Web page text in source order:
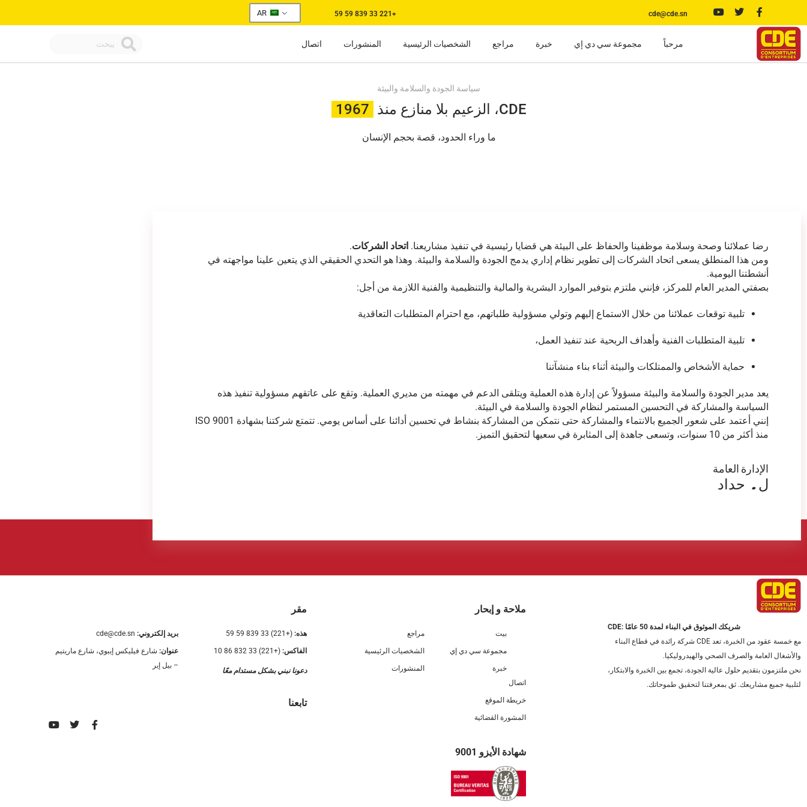
cde@cde.sn
+221 33 839 59 59
مرحباً مجموعة سي دي إي خبرة مراجع الشخصيات الرئيسية المنشورات اتصال
سياسة الجودة والسلامة والبيئة
CDE، الزعيم بلا منازع منذ 1967
ما وراء الحدود، قصة بحجم الإنسان
رضا عملائنا وصحة وسلامة موظفينا والحفاظ على البيئة هي قضايا رئيسية في تنفيذ مشاريعنا. اتحاد الشركات.
ومن هذا المنطلق يسعى اتحاد الشركات إلى تطوير نظام إداري يدمج الجودة والسلامة والبيئة. وهذا هو التحدي الحقيقي الذي يتعين علينا مواجهته في
أنشطتنا اليومية.
بصفتي المدير العام للمركز، فإنني ملتزم بتوفير الموارد البشرية والمالية والتنظيمية والفنية اللازمة من أجل:
تلبية توقعات عملائنا من خلال الاستماع إليهم وتولي مسؤولية طلباتهم، مع احترام المتطلبات التعاقدية
تلبية المتطلبات الفنية وأهداف الربحية عند تنفيذ العمل،
حماية الأشخاص والممتلكات والبيئة أثناء بناء منشآتنا
يعد مدير الجودة والسلامة والبيئة مسؤولاً عن إدارة هذه العملية ويتلقى الدعم في مهمته من مديري العملية. وتقع على عاتقهم مسؤولية تنفيذ هذه
السياسة والمشاركة في التحسين المستمر لنظام الجودة والسلامة في البيئة.
إنني أعتمد على شعور الجميع بالانتماء والمشاركة حتى نتمكن من المشاركة بنشاط في تحسين أدائنا على أساس يومي. تتمتع شركتنا بشهادة ISO 9001
منذ أكثر من 10 سنوات، وتسعى جاهدة إلى المثابرة في سعيها لتحقيق التميز.
الإدارة العامة
ل. حداد
CDE: شريكك الموثوق في البناء لمدة 50 عامًا
مع خمسة عقود من الخبرة، تعد CDE شركة رائدة في قطاع البناء
والأشغال العامة والصرف الصحي والهيدروليكيا.
نحن ملتزمون بتقديم حلول عالية الجودة، تجمع بين الخبرة والابتكار،
لتلبية جميع مشاريعك. ثق بمعرفتنا لتحقيق طموحاتك.
ملاحة و إبحار
بيت
مجموعة سي دي إي
خبرة
مراجع
الشخصيات الرئيسية
المنشورات
اتصال
خريطة الموقع
المشورة القضائية
شهادة الأيزو 9001
مقر
هذه: (+221) 33 839 59 59
الفاكس: (+221) 33 832 86 10
دعونا نبني بشكل مستدام معًا
بريد إلكتروني: cde@cde.sn
عنوان: شارع فيليكس إيبوي، شارع ماريتيم
– بيل إير
تابعنا